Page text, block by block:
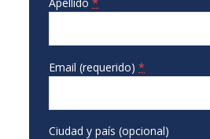
Email (requerido) *
Ciudad y país (opcional)